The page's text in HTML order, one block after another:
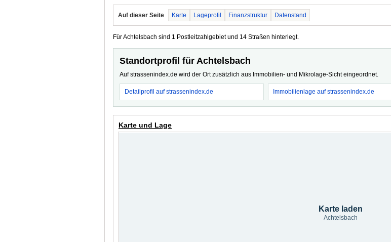
Auf dieser Seite Karte Lageprofil Finanzstruktur Datenstand
Für Achtelsbach sind 1 Postleitzahlgebiet und 14 Straßen hinterlegt.
Standortprofil für Achtelsbach
Auf strassenindex.de wird der Ort zusätzlich aus Immobilien- und Mikrolage-Sicht eingeordnet.
Detailprofil auf strassenindex.de Immobilienlage auf strassenindex.de
Karte und Lage
Karte laden
Achtelsbach